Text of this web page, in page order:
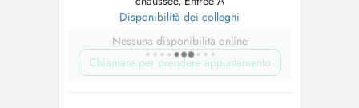
Disponibilità dei colleghi
Nessuna disponibilità online
Chiamare per prendere appuntamento